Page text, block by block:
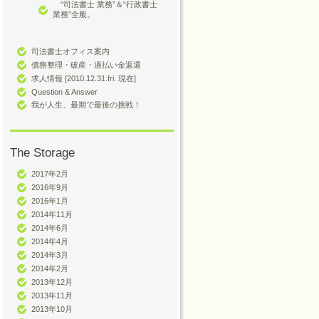
“司法書士 業務”＆“行政書士
業務”全般。
司法書士オフィス案内
債務整理・破産・過払い金返還
求人情報 [2010.12.31.fri. 現在]
Question & Answer
我が人生、最期で最後の挑戦！
The Storage
2017年2月
2016年9月
2016年1月
2014年11月
2014年6月
2014年4月
2014年3月
2014年2月
2013年12月
2013年11月
2013年10月